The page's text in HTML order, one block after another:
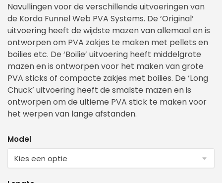
Navullingen voor de verschillende uitvoeringen van
de Korda Funnel Web PVA Systems. De ‘Original’
uitvoering heeft de wijdste mazen van allemaal en is
ontworpen om PVA zakjes te maken met pellets en
boilies etc. De ‘Boilie’ uitvoering heeft middelgrote
mazen en is ontworpen voor het maken van grote
PVA sticks of compacte zakjes met boilies. De ‘Long
Chuck’ uitvoering heeft de smalste mazen en is
ontworpen om de ultieme PVA stick te maken voor
het werpen van lange afstanden.
Model